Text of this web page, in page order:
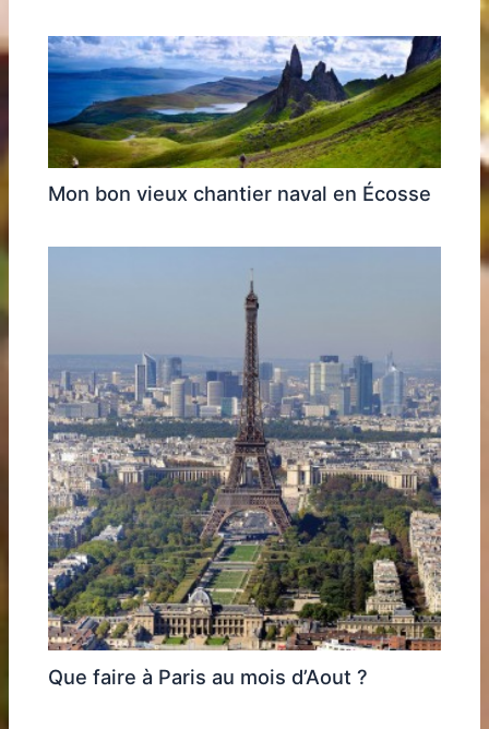
Mon bon vieux chantier naval en Écosse
Que faire à Paris au mois d’Aout ?